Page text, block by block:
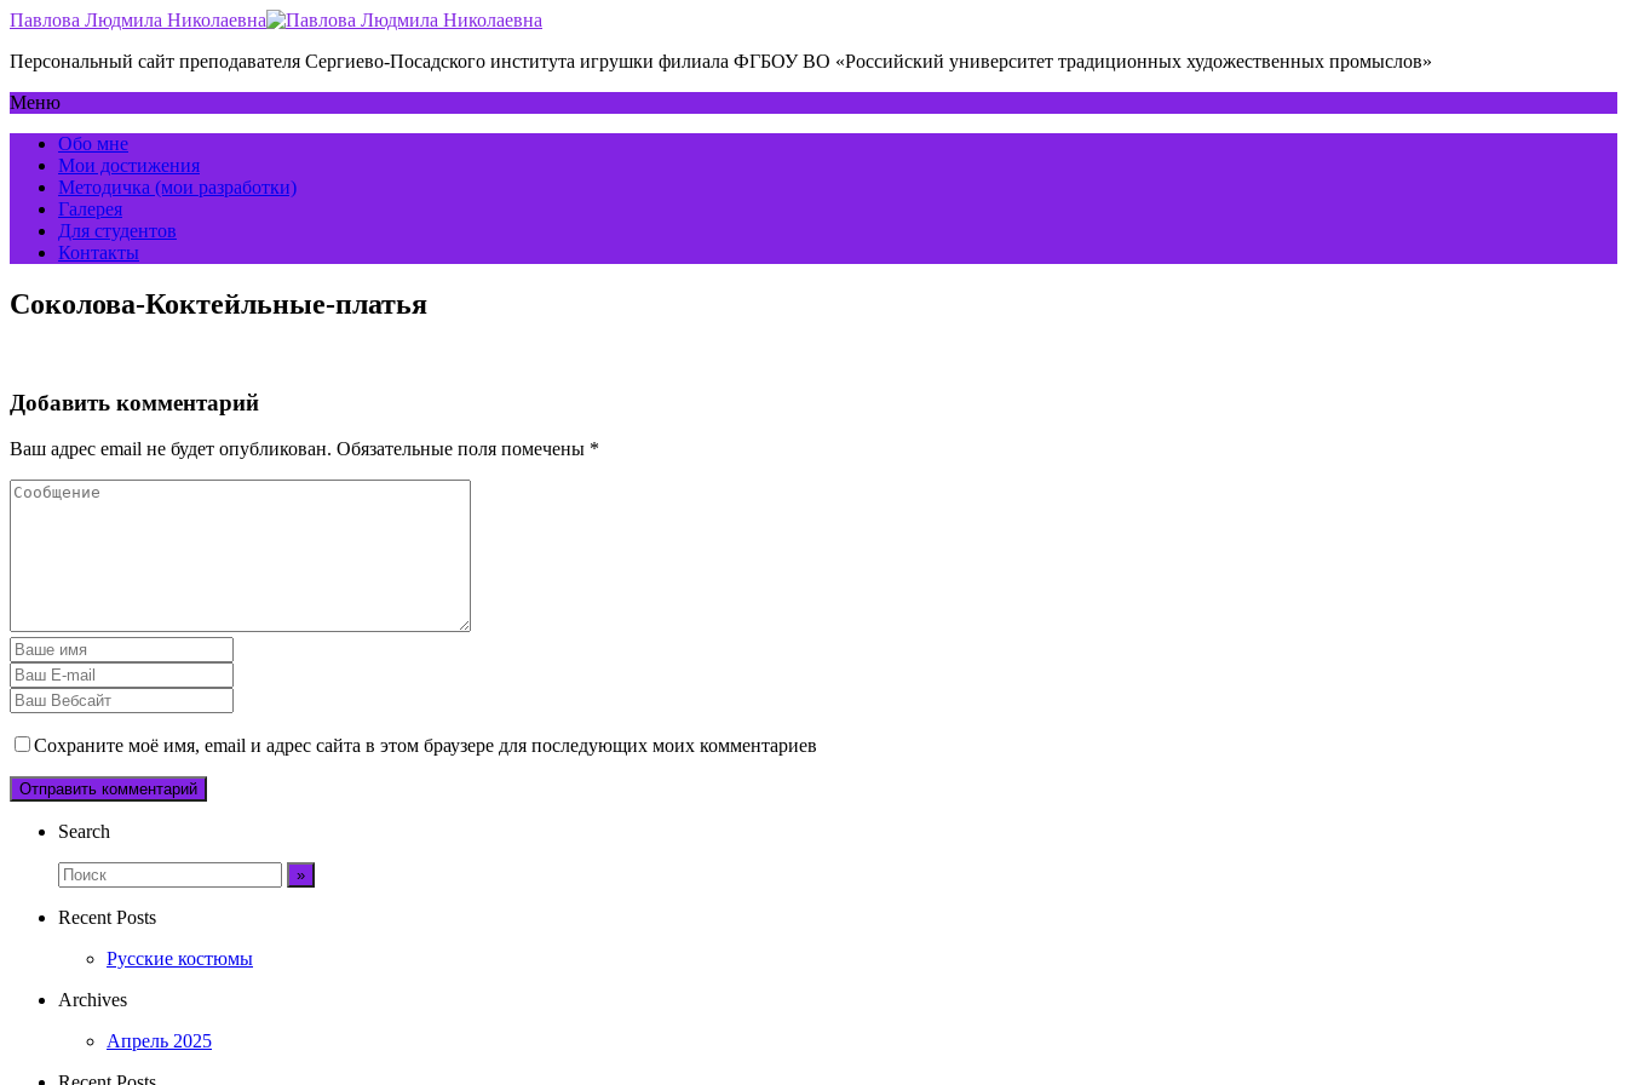
Павлова Людмила Николаевна
Персональный сайт преподавателя Сергиево-Посадского института игрушки филиала ФГБОУ ВО «Российский университет традиционных художественных промыслов»
Меню
Обо мне
Мои достижения
Методичка (мои разработки)
Галерея
Для студентов
Контакты
Соколова-Коктейльные-платья
Добавить комментарий
Ваш адрес email не будет опубликован. Обязательные поля помечены *
Сохраните моё имя, email и адрес сайта в этом браузере для последующих моих комментариев
Search
Recent Posts
Русские костюмы
Archives
Апрель 2025